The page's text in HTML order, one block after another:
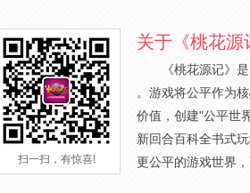
扫一扫，有惊喜!
关于《桃花源
《桃花源记》
。游戏将公平作为
价值，创建"公平世
新回合百科全书式
更公平的游戏世界